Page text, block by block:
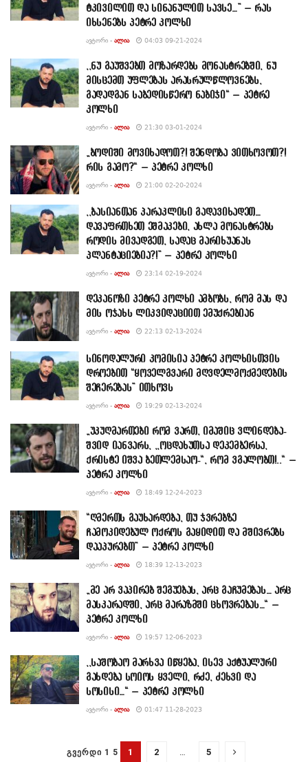
ტკივილით და სინანულით სავსე…” – რას
იხსენებს პეტრე კოლხი
ᲐᲕᲢᲝᲠᲘ - ᲐᲚᲘᲐ 04:03 09-21-2024
,,ნუ გაუშვებთ მოზარდებს მონასტრებში, ნუ
მისცემთ უფლებას არასრულწლოვნებს,
გადადგან საბედისწერო ნაბიჯი“ – პეტრე
კოლხი
ᲐᲕᲢᲝᲠᲘ - ᲐᲚᲘᲐ 21:30 03-01-2024
„ბოდიში მოვიხადოთ?! შენდობა ვითხოვოთ?!
რის გამო?“ – პეტრე კოლხი
ᲐᲕᲢᲝᲠᲘ - ᲐᲚᲘᲐ 21:00 02-20-2024
,,ბასიანთან პარაკლისი გადავიხადეთ…
დავაფრთხეთ ეშმაკები, ახლა მონასტრებს
როდის მივადგეთ, სადაც მარიხუანას
პლანტაციებია?!” – პეტრე კოლხი
ᲐᲕᲢᲝᲠᲘ - ᲐᲚᲘᲐ 23:14 02-19-2024
დეკანოზი პეტრე კოლხი ამბობს, რომ მას და
მის ოჯახს ლიკვიდაციით ემუქრებიან
ᲐᲕᲢᲝᲠᲘ - ᲐᲚᲘᲐ 22:13 02-13-2024
სინოდალური კომისია პეტრე კოლხისთვის
დროებით “ყოველგვარი მღვდელმოქმედების
შეჩერებას” ითხოვს
ᲐᲕᲢᲝᲠᲘ - ᲐᲚᲘᲐ 19:29 02-13-2024
„უკუღმართები რომ ვართ, იმაშიც ვლინდება-
შვიდ იანვარს, ,,ოცდახუთსა დეკემბერსა,
ქრისტე იშვა ბეთლემსაო-“, რომ ვგალობთ!..“ –
პეტრე კოლხი
ᲐᲕᲢᲝᲠᲘ - ᲐᲚᲘᲐ 18:49 12-24-2023
“ღმერთს გაუხარდება, თუ ჯვრებზე
ჩამოკიდებულ ოქროს გაყიდით და მშივრებს
დააპურებთ” – პეტრე კოლხი
ᲐᲕᲢᲝᲠᲘ - ᲐᲚᲘᲐ 18:39 12-13-2023
„მე არ ვაპირებ შეგუებას, არც გაჩუმებას… არც
მასკარადში, არც მარაზმში ცხოვრებას…“ –
პეტრე კოლხი
ᲐᲕᲢᲝᲠᲘ - ᲐᲚᲘᲐ 19:57 12-06-2023
,,საშობაო მარხვა იწყება, ისევ აქტუალური
გახდება სოიოს ყველი, რძე, ძეხვი და
სოსისი…“ – პეტრე კოლხი
ᲐᲕᲢᲝᲠᲘ - ᲐᲚᲘᲐ 01:47 11-28-2023
ᲒᲕᲔᲠᲓᲘ 1 5 1 2 5